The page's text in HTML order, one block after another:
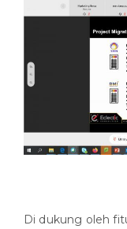
Di dukung oleh